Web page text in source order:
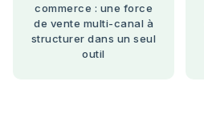
commerce : une force
de vente multi-canal à
structurer dans un seul
outil